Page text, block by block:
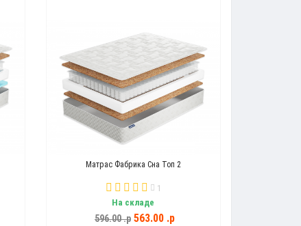
Матрас Фабрика Сна Топ 2
1
На складе
596.00 .p 563.00 .p